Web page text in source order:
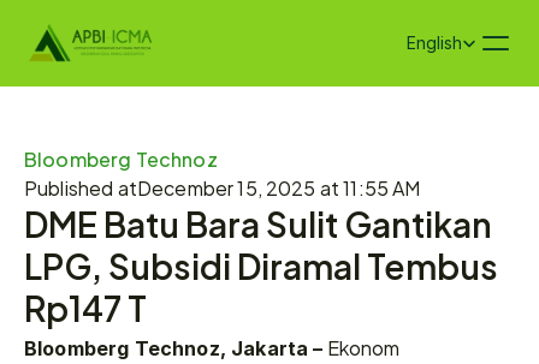
Select Language
English
Bloomberg Technoz
Published atDecember 15, 2025 at 11:55 AM
DME Batu Bara Sulit Gantikan
LPG, Subsidi Diramal Tembus
Rp147 T
Bloomberg Technoz, Jakarta – Ekonom